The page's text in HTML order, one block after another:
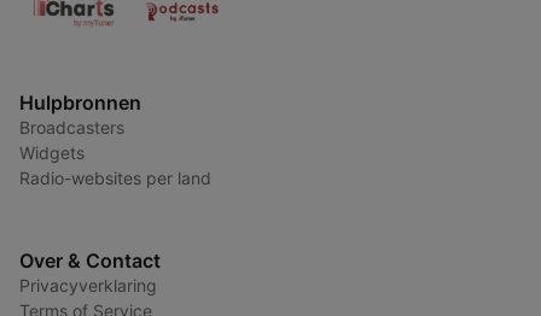
Hulpbronnen
Broadcasters
Widgets
Radio-websites per land
Over & Contact
Privacyverklaring
Terms of Service